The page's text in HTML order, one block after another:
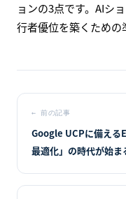
ョンの3点です。AIシ
行者優位を築くための
←前の記事
Google UCPに備え
最適化」の時代が始ま